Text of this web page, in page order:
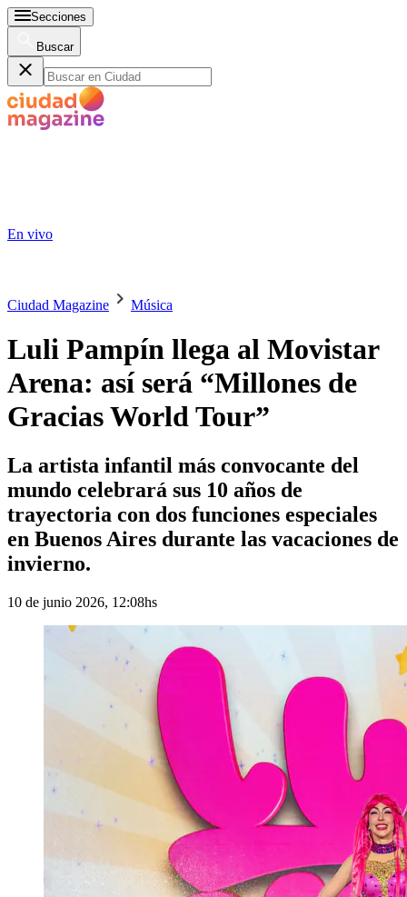
Secciones
Buscar
En vivo
Ciudad Magazine Música
Luli Pampín llega al Movistar
Arena: así será “Millones de
Gracias World Tour”
La artista infantil más convocante del
mundo celebrará sus 10 años de
trayectoria con dos funciones especiales
en Buenos Aires durante las vacaciones de
invierno.
10 de junio 2026, 12:08hs